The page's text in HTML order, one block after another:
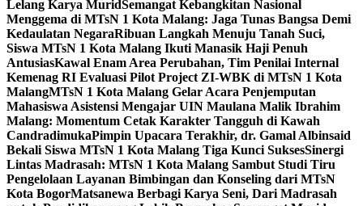
Lelang Karya MuridSemangat Kebangkitan Nasional
Menggema di MTsN 1 Kota Malang: Jaga Tunas Bangsa Demi
Kedaulatan NegaraRibuan Langkah Menuju Tanah Suci,
Siswa MTsN 1 Kota Malang Ikuti Manasik Haji Penuh
AntusiasKawal Enam Area Perubahan, Tim Penilai Internal
Kemenag RI Evaluasi Pilot Project ZI-WBK di MTsN 1 Kota
MalangMTsN 1 Kota Malang Gelar Acara Penjemputan
Mahasiswa Asistensi Mengajar UIN Maulana Malik Ibrahim
Malang: Momentum Cetak Karakter Tangguh di Kawah
CandradimukaPimpin Upacara Terakhir, dr. Gamal Albinsaid
Bekali Siswa MTsN 1 Kota Malang Tiga Kunci SuksesSinergi
Lintas Madrasah: MTsN 1 Kota Malang Sambut Studi Tiru
Pengelolaan Layanan Bimbingan dan Konseling dari MTsN
Kota BogorMatsanewa Berbagi Karya Seni, Dari Madrasah